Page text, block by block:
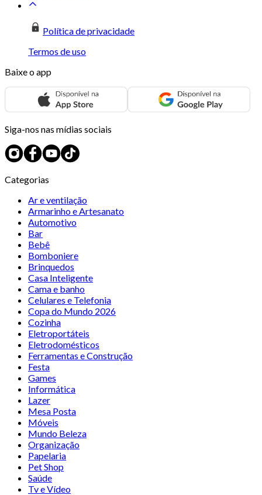
Política de privacidade
Termos de uso
Baixe o app
Siga-nos nas mídias sociais
Categorias
Ar e ventilação
Armarinho e Artesanato
Automotivo
Bar
Bebê
Bomboniere
Brinquedos
Casa Inteligente
Cama e banho
Celulares e Telefonia
Copa do Mundo 2026
Cozinha
Eletroportáteis
Eletrodomésticos
Ferramentas e Construção
Festa
Games
Informática
Lazer
Mesa Posta
Móveis
Mundo Beleza
Organização
Papelaria
Pet Shop
Saúde
Tv e Vídeo